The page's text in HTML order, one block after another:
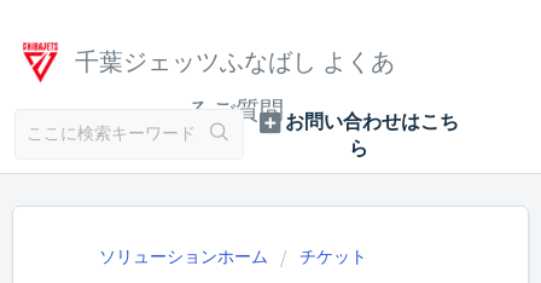
千葉ジェッツふなばし よくあ
るご質問
ソリューションホーム チケット